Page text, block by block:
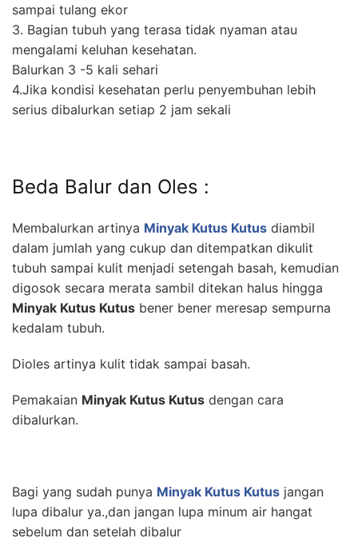
sampai tulang ekor
3. Bagian tubuh yang terasa tidak nyaman atau
mengalami keluhan kesehatan.
Balurkan 3 -5 kali sehari
4.Jika kondisi kesehatan perlu penyembuhan lebih
serius dibalurkan setiap 2 jam sekali
Beda Balur dan Oles :
Membalurkan artinya Minyak Kutus Kutus diambil
dalam jumlah yang cukup dan ditempatkan dikulit
tubuh sampai kulit menjadi setengah basah, kemudian
digosok secara merata sambil ditekan halus hingga
Minyak Kutus Kutus bener bener meresap sempurna
kedalam tubuh.
Dioles artinya kulit tidak sampai basah.
Pemakaian Minyak Kutus Kutus dengan cara
dibalurkan.
Bagi yang sudah punya Minyak Kutus Kutus jangan
lupa dibalur ya.,dan jangan lupa minum air hangat
sebelum dan setelah dibalur